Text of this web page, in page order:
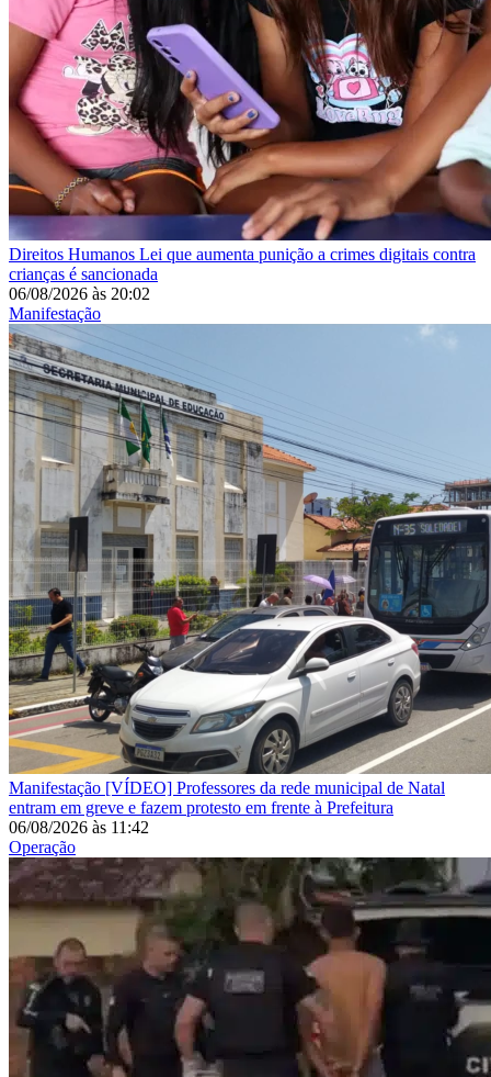
Direitos Humanos Lei que aumenta punição a crimes digitais contra
crianças é sancionada
06/08/2026 às 20:02
Manifestação
Manifestação [VÍDEO] Professores da rede municipal de Natal
entram em greve e fazem protesto em frente à Prefeitura
06/08/2026 às 11:42
Operação